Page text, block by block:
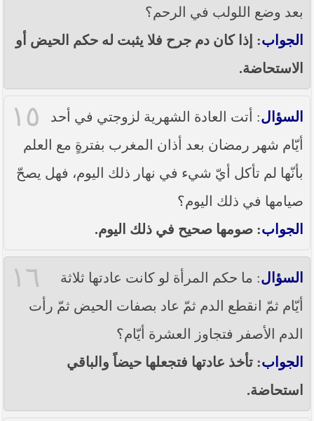
بعد وضع اللولب في الرحم؟
الجواب: إذا كان دم جرح فلا يثبت له حكم الحيض أو
الاستحاضة.
١٥ السؤال: أتت العادة الشهرية لزوجتي في أحد
أيّام شهر رمضان بعد أذان المغرب بفترةٍ مع العلم
بأنّها لم تأكل أيّ شيء في نهار ذلك اليوم، فهل يصحّ
صيامها في ذلك اليوم؟
الجواب: صومها صحيح في ذلك اليوم.
١٦ السؤال: ما حكم المرأة لو كانت عادتها ثلاثة
أيّام ثمّ انقطع الدم ثمّ عاد بصفات الحيض ثمّ رأت
الدم الأصفر فتجاوز العشرة أيّام؟
الجواب: تأخذ عادتها فتجعلها حيضاً والباقي
استحاضة.